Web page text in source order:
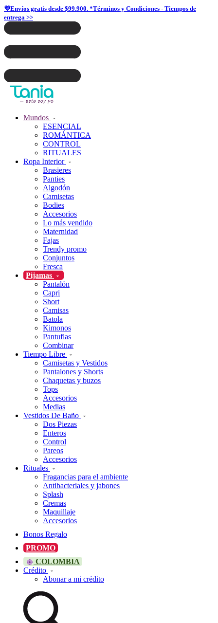
💜Envíos gratis desde $99.900. *Términos y Condiciones - Tiempos de
entrega >>
Mundos
ESENCIAL
ROMÁNTICA
CONTROL
RITUALES
Ropa Interior
Brasieres
Panties
Algodón
Camisetas
Bodies
Accesorios
Lo más vendido
Maternidad
Fajas
Trendy promo
Conjuntos
Fresca
Pijamas
Pantalón
Capri
Short
Camisas
Batola
Kimonos
Pantuflas
Combinar
Tiempo Libre
Camisetas y Vestidos
Pantalones y Shorts
Chaquetas y buzos
Tops
Accesorios
Medias
Vestidos De Baño
Dos Piezas
Enteros
Control
Pareos
Accesorios
Rituales
Fragancias para el ambiente
Antibacteriales y jabones
Splash
Cremas
Maquillaje
Accesorios
Bonos Regalo
PROMO
COLOMBIA
Crédito
Abonar a mi crédito